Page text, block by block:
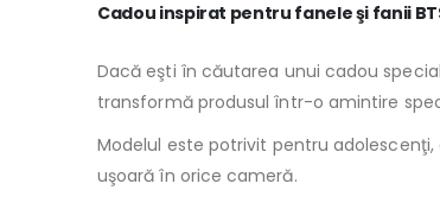
Cadou inspirat pentru fanele şi fanii
Dacă eşti în căutarea unui cadou
transformă produsul într-o amintire
Modelul este potrivit pentru
uşoară în orice cameră.